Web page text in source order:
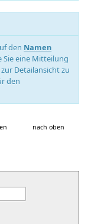
den Namen
Sie eine Mitteilung
Detailansicht zu
den
nach oben